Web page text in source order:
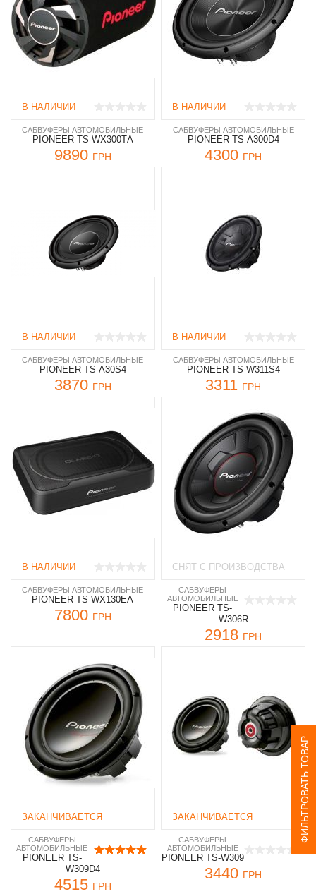
ФИЛЬТРОВАТЬ ТОВАР
В НАЛИЧИИ
САБВУФЕРЫ АВТОМОБИЛЬНЫЕ
PIONEER TS-WX300ТA
9890 ГРН
В НАЛИЧИИ
САБВУФЕРЫ АВТОМОБИЛЬНЫЕ
PIONEER TS-А300D4
4300 ГРН
В НАЛИЧИИ
САБВУФЕРЫ АВТОМОБИЛЬНЫЕ
PIONEER TS-A30S4
3870 ГРН
В НАЛИЧИИ
САБВУФЕРЫ АВТОМОБИЛЬНЫЕ
PIONEER TS-W311S4
3311 ГРН
В НАЛИЧИИ
САБВУФЕРЫ АВТОМОБИЛЬНЫЕ
PIONEER TS-WX130EA
7800 ГРН
СНЯТ С ПРОИЗВОДСТВА
САБВУФЕРЫ
АВТОМОБИЛЬНЫЕ
PIONEER TS-
W306R
2918 ГРН
ЗАКАНЧИВАЕТСЯ
САБВУФЕРЫ
АВТОМОБИЛЬНЫЕ
PIONEER TS-
W309D4
4515 ГРН
ЗАКАНЧИВАЕТСЯ
САБВУФЕРЫ
АВТОМОБИЛЬНЫЕ
PIONEER TS-W309
3440 ГРН